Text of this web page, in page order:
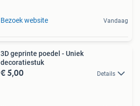
Bezoek website Vandaag
3D geprinte poedel - Uniek
decoratiestuk
€ 5,00 Details